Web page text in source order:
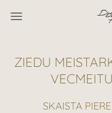
ZIEDU
SKAISTA